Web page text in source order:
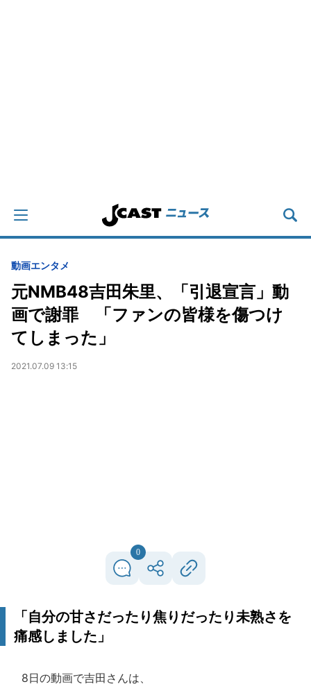
動画エンタメ
元NMB48吉田朱里、「引退宣言」動
画で謝罪 「ファンの皆様を傷つけ
てしまった」
2021.07.09 13:15
0
「自分の甘さだったり焦りだったり未熟さを
痛感しました」
8日の動画で吉田さんは、